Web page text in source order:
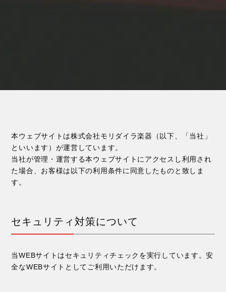
本ウェブサイトは株式会社モリダイラ楽器（以下、「当社」
といいます）が運営しています。
当社が管理・運営する本ウェブサイトにアクセスし利用され
た場合、お客様は以下の利用条件に同意したものと致しま
す。
セキュリティ対策について
当WEBサイトはセキュリティチェックを実行しています。安
全なWEBサイトとしてご利用いただけます。